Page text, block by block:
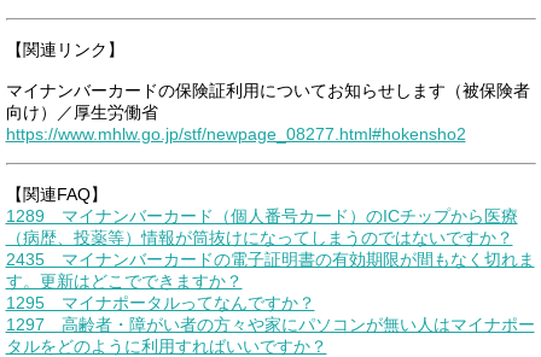
【関連リンク】
マイナンバーカードの保険証利用についてお知らせします（被保険者
向け）／厚生労働省
https://www.mhlw.go.jp/stf/newpage_08277.html#hokensho2
【関連FAQ】
1289 マイナンバーカード（個人番号カード）のICチップから医療
（病歴、投薬等）情報が筒抜けになってしまうのではないですか？
2435 マイナンバーカードの電子証明書の有効期限が間もなく切れま
す。更新はどこでできますか？
1295 マイナポータルってなんですか？
1297 高齢者・障がい者の方々や家にパソコンが無い人はマイナポー
タルをどのように利用すればいいですか？